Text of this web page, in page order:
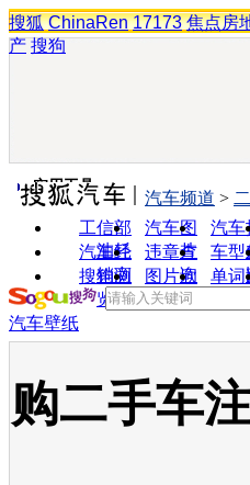
搜狐 ChinaRen 17173 焦点房
产 搜狗
实用工具
工信部
油耗
汽车图
片
汽车
汽车经
销商
违章查
询
车型
搜狗浏
览器
图片欣
赏
单词
汽车频道 >
汽车壁纸
购二手车